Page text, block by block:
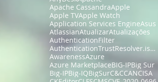
Apache CassandraApple
Apple TVApple Watch
Application Services EngineAsus
AtlassianAtualizarAtualizações
AuthenticationFilter
AuthenticationTrustResolver.isFullyAuthenticated
AwarenessAzure
Azure MarketplaceBIG-IPBig Sur
Big-IPBig-IQBigSurC&CCANCISA